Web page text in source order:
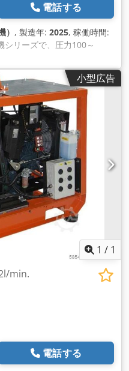
電話する
, 製造年: 2025, 稼働時間:
シリーズで、圧力100～
ています。フレームは、
モールディングと、ステン
されています。前輪とパー
2つで、簡単に操作でき、安
グ・アイを使用することで
うで似 て いないDynajet、
Kärcher、Oertzen、
デル ----- 50Hz-bar-l/min.
230-75 CE40-400-40
20 CE40-1000-18 CE40-
9 60Hz、その他はデータシ
ださい。 一般的な仕様で
（50Hz）／
440V(60Hz) アンプ：
x 1050mm x 1150mm
標準付属品
小型広告
1 / 1
min.
電話する